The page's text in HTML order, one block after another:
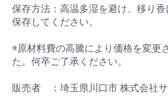
保存方法：高温多湿を避け、移り
保存してください。
※原材料費の高騰により価格を変更
た。何卒ご了承ください。
販売者 ：埼玉県川口市 株式会社